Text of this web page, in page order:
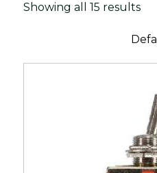
Showing all 15 results